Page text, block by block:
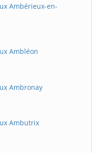
Ambérieux-en-
Ambléon
Ambronay
Ambutrix